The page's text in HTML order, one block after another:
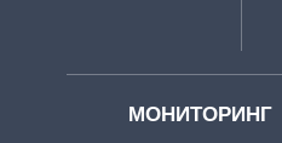
МОНИТОРИНГ